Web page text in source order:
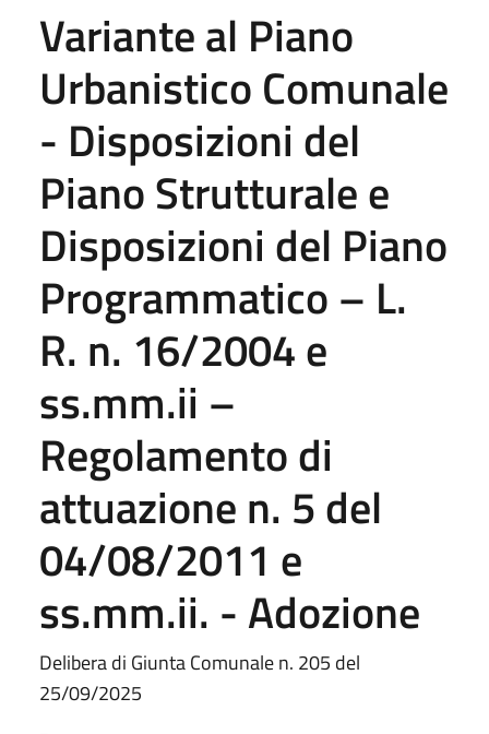
Variante al Piano
Urbanistico Comunale
- Disposizioni del
Piano Strutturale e
Disposizioni del Piano
Programmatico – L.
R. n. 16/2004 e
ss.mm.ii –
Regolamento di
attuazione n. 5 del
04/08/2011 e
ss.mm.ii. - Adozione
Delibera di Giunta Comunale n. 205 del
25/09/2025